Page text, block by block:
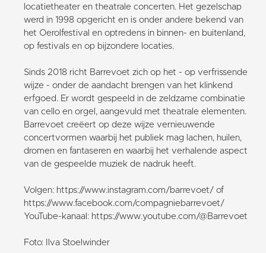
locatietheater en theatrale concerten. Het gezelschap
werd in 1998 opgericht en is onder andere bekend van
het Oerolfestival en optredens in binnen- en buitenland,
op festivals en op bijzondere locaties.
Sinds 2018 richt Barrevoet zich op het - op verfrissende
wijze - onder de aandacht brengen van het klinkend
erfgoed. Er wordt gespeeld in de zeldzame combinatie
van cello en orgel, aangevuld met theatrale elementen.
Barrevoet creëert op deze wijze vernieuwende
concertvormen waarbij het publiek mag lachen, huilen,
dromen en fantaseren en waarbij het verhalende aspect
van de gespeelde muziek de nadruk heeft.
Volgen: https://www.instagram.com/barrevoet/ of
https://www.facebook.com/compagniebarrevoet/
YouTube-kanaal: https://www.youtube.com/@Barrevoet
Foto: Ilva Stoelwinder